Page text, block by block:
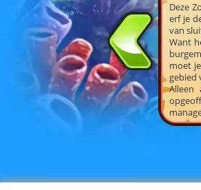
Deze
erf je
van
Want
moet
gebied
Alleen